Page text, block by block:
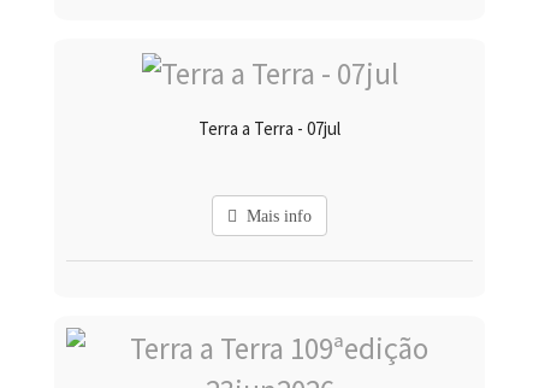
Terra a Terra - 07jul
Mais info